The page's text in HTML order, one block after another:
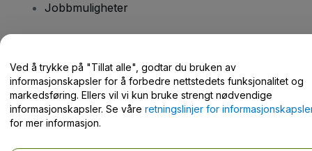
Jobbmuligheter
Hjelpesenter / kontakt oss
Ved å trykke på "Tillat alle", godtar du bruken av
informasjonskapsler for å forbedre nettstedets funksjonalitet og
markedsføring. Ellers vil vi kun bruke strengt nødvendige
informasjonskapsler. Se våre retningslinjer for
for mer informasjon.